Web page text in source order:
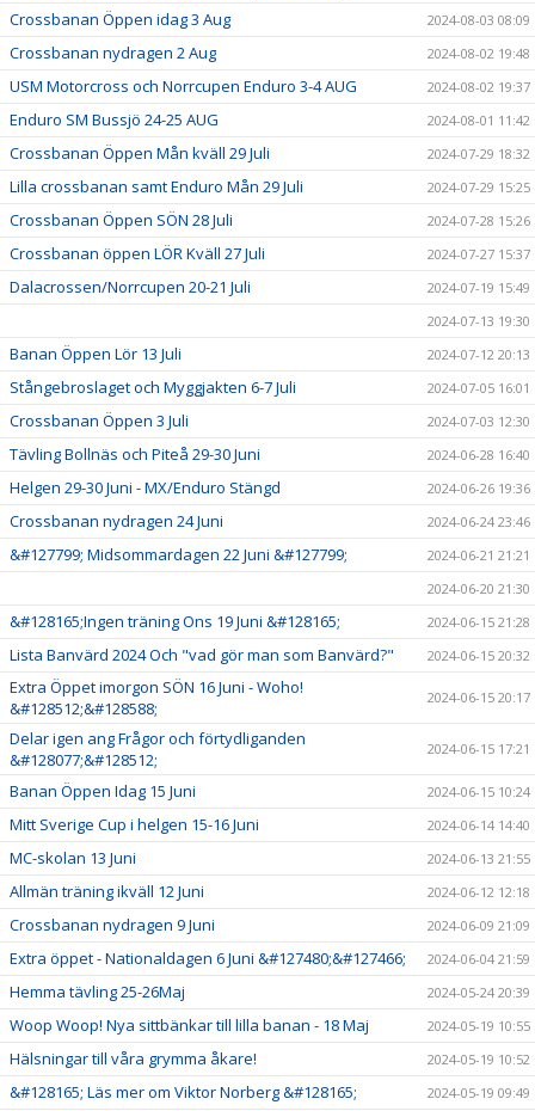
Crossbanan Öppen idag 3 Aug 2024-08-03 08:09
Crossbanan nydragen 2 Aug 2024-08-02 19:48
USM Motorcross och Norrcupen Enduro 3-4 AUG 2024-08-02 19:37
Enduro SM Bussjö 24-25 AUG 2024-08-01 11:42
Crossbanan Öppen Mån kväll 29 Juli 2024-07-29 18:32
Lilla crossbanan samt Enduro Mån 29 Juli 2024-07-29 15:25
Crossbanan Öppen SÖN 28 Juli 2024-07-28 15:26
Crossbanan öppen LÖR Kväll 27 Juli 2024-07-27 15:37
Dalacrossen/Norrcupen 20-21 Juli
2024-07-19 15:49
2024-07-13 19:30
Banan Öppen Lör 13 Juli 2024-07-12 20:13
Stångebroslaget och Myggjakten 6-7 Juli 2024-07-05 16:01
Crossbanan Öppen 3 Juli 2024-07-03 12:30
Tävling Bollnäs och Piteå 29-30 Juni 2024-06-28 16:40
Helgen 29-30 Juni - MX/Enduro Stängd 2024-06-26 19:36
Crossbanan nydragen 24 Juni 2024-06-24 23:46
&#127799; Midsommardagen 22 Juni &#127799;
2024-06-21 21:21
2024-06-20 21:30
&#128165;Ingen träning Ons 19 Juni &#128165; 2024-06-15 21:28
Lista Banvärd 2024 Och "vad gör man som Banvärd?" 2024-06-15 20:32
Extra Öppet imorgon SÖN 16 Juni - Woho!
&#128512;&#128588;
2024-06-15 20:17
Delar igen ang Frågor och förtydliganden
&#128077;&#128512;
2024-06-15 17:21
Banan Öppen Idag 15 Juni 2024-06-15 10:24
Mitt Sverige Cup i helgen 15-16 Juni 2024-06-14 14:40
MC-skolan 13 Juni 2024-06-13 21:55
Allmän träning ikväll 12 Juni 2024-06-12 12:18
Crossbanan nydragen 9 Juni 2024-06-09 21:09
Extra öppet - Nationaldagen 6 Juni &#127480;&#127466; 2024-06-04 21:59
Hemma tävling 25-26Maj 2024-05-24 20:39
Woop Woop! Nya sittbänkar till lilla banan - 18 Maj 2024-05-19 10:55
Hälsningar till våra grymma åkare! 2024-05-19 10:52
&#128165; Läs mer om Viktor Norberg &#128165; 2024-05-19 09:49